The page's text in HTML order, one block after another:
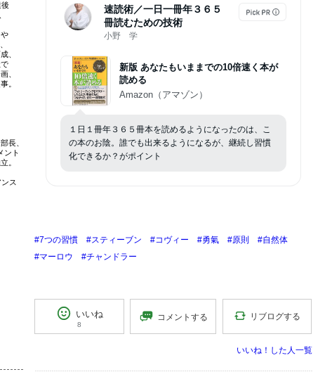
、
、
。
長、
ント
。
ス
速読術／一日一冊年３６５
冊読むための技術
小野 学
新版 あなたもいままでの10倍速く本が
読める
Amazon（アマゾン）
１日１冊年３６５冊本を読めるようになったのは、こ
の本のお陰。誰でも出来るようになるが、継続し習慣
化できるか？がポイント
#7つの習慣 #スティーブン #コヴィー #勇氣 #原則
#自然体
#マーロウ
#チャンドラー
いいね
8
コメントする リブログする
いいね！した人一覧